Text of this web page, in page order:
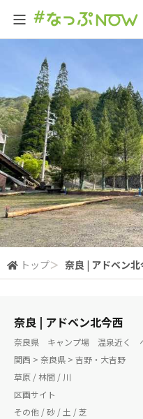
全体検索
トップ＞ 奈良 | アドベン北
奈良 | アドベン北今西
奈良県 キャンプ場 温泉近く
関西 > 奈良県 > 吉野・大吉野
草原 / 林間 / 川
区画サイト
その他 / 砂 / 土 / 芝